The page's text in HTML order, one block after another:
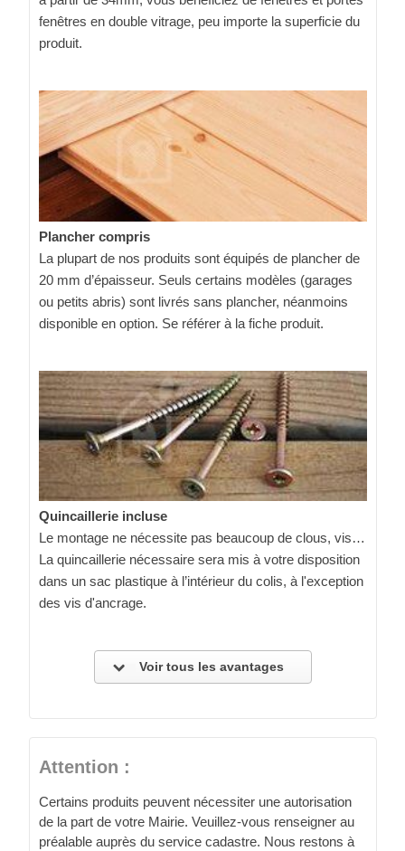
fenêtres en double vitrage, peu importe la superficie du
produit.
Plancher compris
La plupart de nos produits sont équipés de plancher de
20 mm d’épaisseur. Seuls certains modèles (garages
ou petits abris) sont livrés sans plancher, néanmoins
disponible en option. Se référer à la fiche produit.
Quincaillerie incluse
Le montage ne nécessite pas beaucoup de clous, vis…
La quincaillerie nécessaire sera mis à votre disposition
dans un sac plastique à l’intérieur du colis, à l'exception
des vis d'ancrage.
Voir tous les avantages
Attention :
Certains produits peuvent nécessiter une autorisation
de la part de votre Mairie. Veuillez-vous renseigner au
préalable auprès du service cadastre. Nous restons à